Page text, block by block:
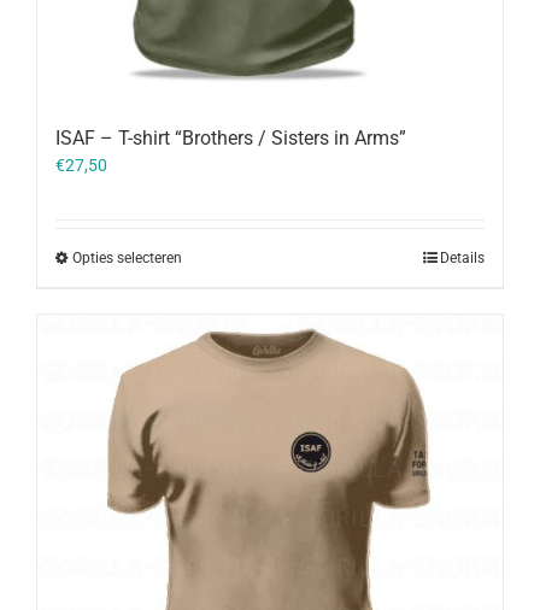
ISAF – T-shirt “Brothers / Sisters in Arms”
€27,50
Opties selecteren Details